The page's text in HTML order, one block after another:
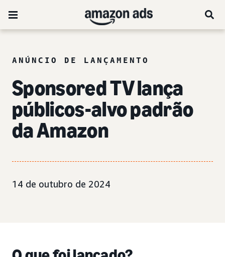
ANÚNCIO DE LANÇAMENTO
Sponsored TV lança
públicos-alvo padrão
da Amazon
14 de outubro de 2024